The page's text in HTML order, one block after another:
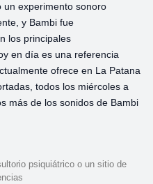
un experimento sonoro
y Bambi fue
los principales
en día es una referencia
ofrece en La Patana
todos los miércoles a
más de los sonidos de Bambi
psiquiátrico o un sitio de